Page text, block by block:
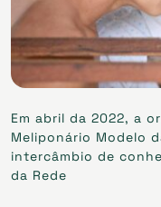
Em abril da 2022, a
Meliponário Modelo
intercâmbio de
da Rede